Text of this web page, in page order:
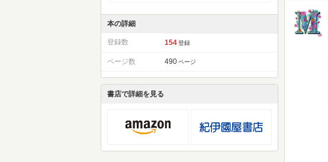
本の詳細
登録数 154 登録
ページ数 490 ページ
書店で詳細を見る